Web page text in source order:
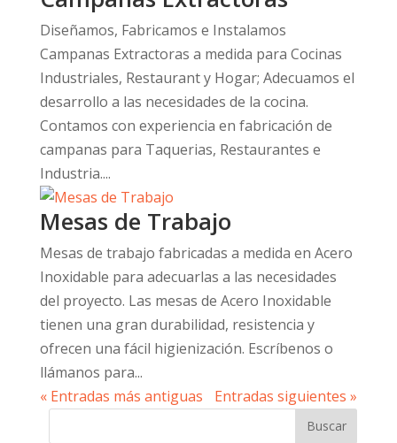
Diseñamos, Fabricamos e Instalamos
Campanas Extractoras a medida para Cocinas
Industriales, Restaurant y Hogar; Adecuamos el
desarrollo a las necesidades de la cocina.
Contamos con experiencia en fabricación de
campanas para Taquerias, Restaurantes e
Industria....
Mesas de Trabajo
Mesas de trabajo fabricadas a medida en Acero
Inoxidable para adecuarlas a las necesidades
del proyecto. Las mesas de Acero Inoxidable
tienen una gran durabilidad, resistencia y
ofrecen una fácil higienización. Escríbenos o
llámanos para...
« Entradas más antiguas
Entradas siguientes »